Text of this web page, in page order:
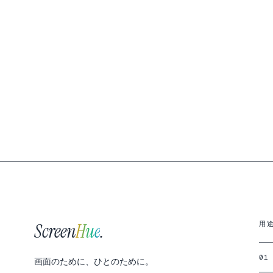
ScreenHue.
画面のために、ひとのために。
用途
01